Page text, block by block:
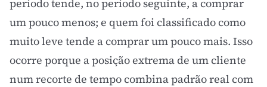
período tende, no período seguinte, a comprar
um pouco menos; e quem foi classificado como
muito leve tende a comprar um pouco mais. Isso
ocorre porque a posição extrema de um cliente
num recorte de tempo combina padrão real com